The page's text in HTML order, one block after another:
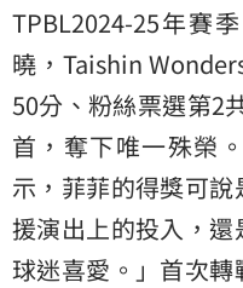
TPBL2024-25年賽
曉，Taishin
50分、粉絲票選第2
首，奪下唯一殊榮
示，菲菲的得獎可
援演出上的投入，
球迷喜愛。」首次